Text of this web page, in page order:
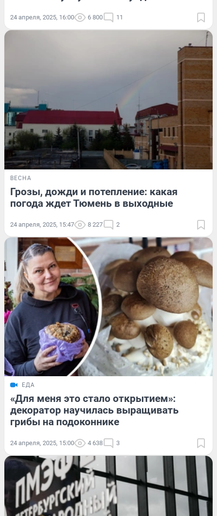
24 апреля, 2025, 16:00 6 800 11
ВЕСНА
Грозы, дожди и потепление: какая
погода ждет Тюмень в выходные
24 апреля, 2025, 15:47 8 227 2
ЕДА
«Для меня это стало открытием»:
декоратор научилась выращивать
грибы на подоконнике
24 апреля, 2025, 15:00 4 638 3